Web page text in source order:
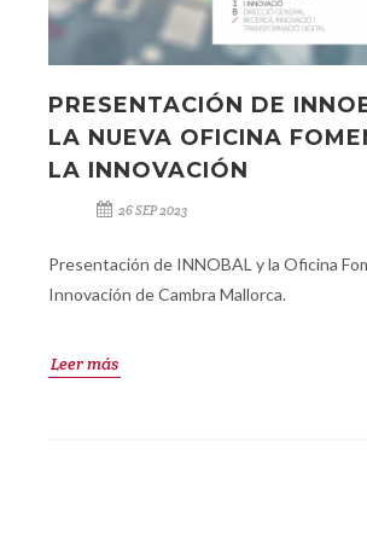
PRESENTACIÓN DE
LA NUEVA OFICINA
LA INNOVACIÓN
26 SEP 2023
Presentación de INNOBAL y la Oficina
Innovación de Cambra Mallorca.
Leer más